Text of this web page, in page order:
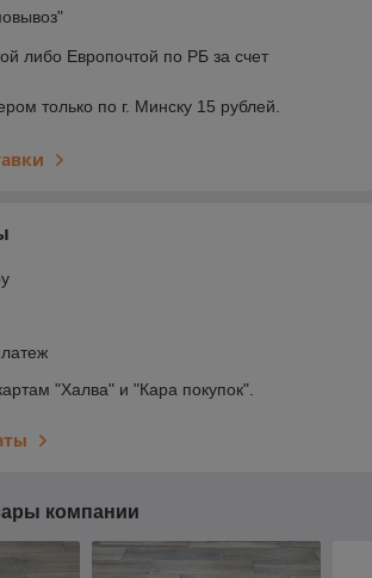
либо Европочтой по РБ за счет
только по г. Минску 15 рублей.
"Халва" и "Кара покупок".
компании